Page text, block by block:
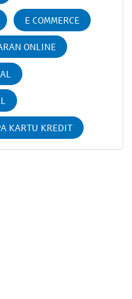
E COMMERCE
ONLINE
KARTU KREDIT